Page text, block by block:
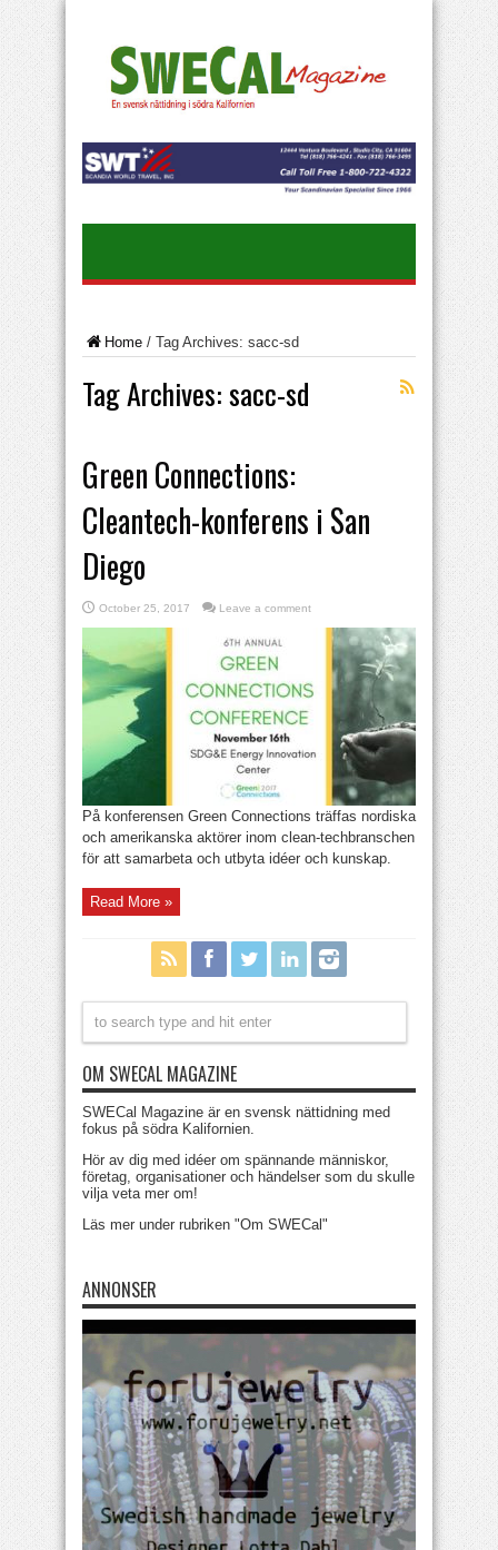
Home / Tag Archives: sacc-sd
Tag Archives:sacc-sd
Green Connections:
Cleantech-konferens i San
Diego
October 25, 2017 Leave a comment
På konferensen Green Connections träffas nordiska
och amerikanska aktörer inom clean-techbranschen
för att samarbeta och utbyta idéer och kunskap.
Read More »
OM SWECAL MAGAZINE
SWECal Magazine är en svensk nättidning med
fokus på södra Kalifornien.
Hör av dig med idéer om spännande människor,
företag, organisationer och händelser som du skulle
vilja veta mer om!
Läs mer under rubriken "Om SWECal"
ANNONSER